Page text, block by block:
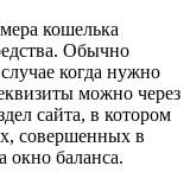
кошелька
Обычно
когда нужно
можно через
сайта, в котором
совершенных в
окно баланса.